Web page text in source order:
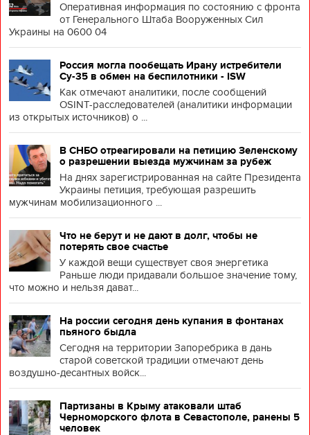
Оперативная информация по состоянию с фронта
от Генерального Штаба Вооруженных Сил
Украины на 0600 04
Россия могла пообещать Ирану истребители
Су-35 в обмен на беспилотники - ISW
Как отмечают аналитики, после сообщений
OSINT-расследователей (аналитики информации
из открытых источников) о ...
В СНБО отреагировали на петицию Зеленскому
о разрешении выезда мужчинам за рубеж
На днях зарегистрированная на сайте Президента
Украины петиция, требующая разрешить
мужчинам мобилизационного ...
Что не берут и не дают в долг, чтобы не
потерять свое счастье
У каждой вещи существует своя энергетика
Раньше люди придавали большое значение тому,
что можно и нельзя дават...
На россии сегодня день купания в фонтанах
пьяного быдла
Сегодня на территории Запоребрика в дань
старой советской традиции отмечают день
воздушно-десантных войск...
Партизаны в Крыму атаковали штаб
Черноморского флота в Севастополе, ранены 5
человек